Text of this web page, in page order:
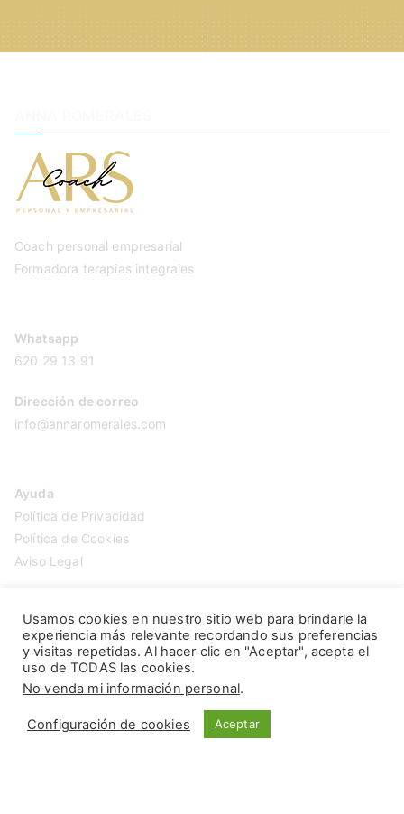
Coach personal empresarial
Formadora terapias integrales
Whatsapp
620 29 13 91
Dirección de correo
info@annaromerales.com
Ayuda
Política de Privacidad
Política de Cookies
Aviso Legal
Usamos cookies en nuestro sitio web para brindarle la
experiencia más relevante recordando sus preferencias
y visitas repetidas. Al hacer clic en "Aceptar", acepta el
uso de TODAS las cookies.
No venda mi información personal.
Configuración de cookies Aceptar